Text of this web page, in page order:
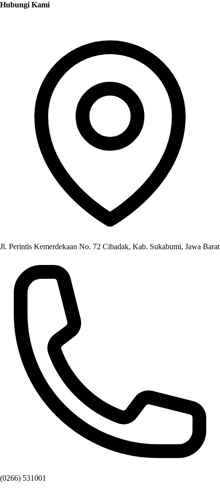
Hubungi Kami
Jl. Perintis Kemerdekaan No. 72 Cibadak, Kab. Sukabumi, Jawa Barat
(0266) 531001